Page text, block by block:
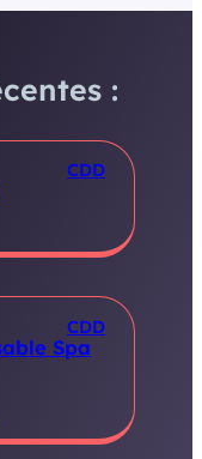
:
CDD
CDD
Spa